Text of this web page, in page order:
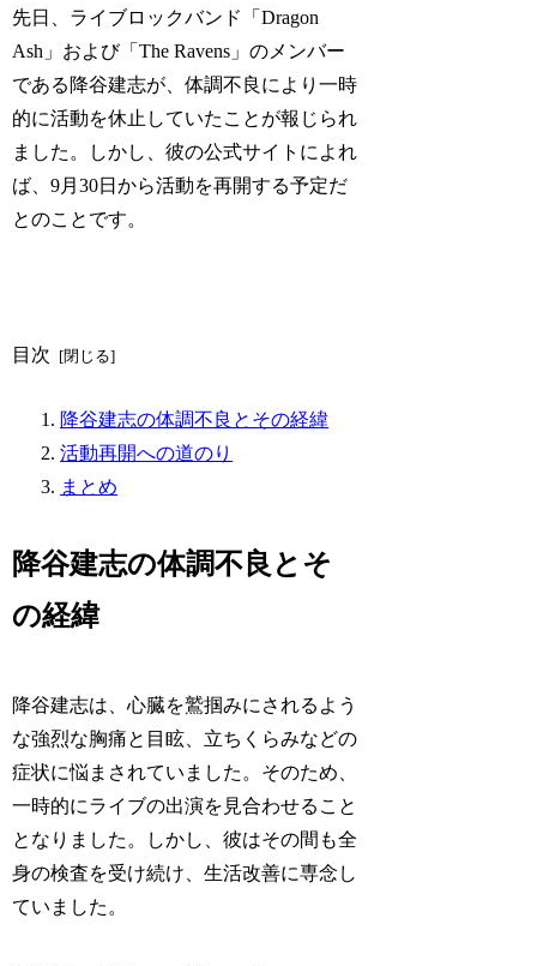
先日、ライブロックバンド「Dragon
Ash」および「The Ravens」のメンバー
である降谷建志が、体調不良により一時
的に活動を休止していたことが報じられ
ました。しかし、彼の公式サイトによれ
ば、9月30日から活動を再開する予定だ
とのことです。
目次
降谷建志の体調不良とその経緯
活動再開への道のり
まとめ
降谷建志の体調不良とそ
の経緯
降谷建志は、心臓を鷲掴みにされるよう
な強烈な胸痛と目眩、立ちくらみなどの
症状に悩まされていました。そのため、
一時的にライブの出演を見合わせること
となりました。しかし、彼はその間も全
身の検査を受け続け、生活改善に専念し
ていました。